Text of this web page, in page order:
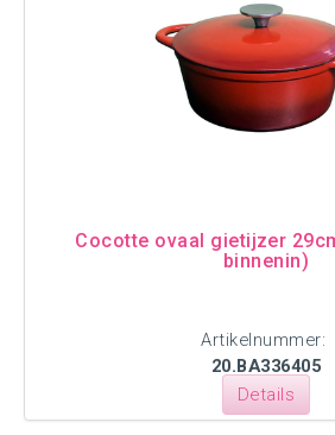
Cocotte ovaal gietijzer
binnenin)
Artikelnummer:
20.BA336405
Details